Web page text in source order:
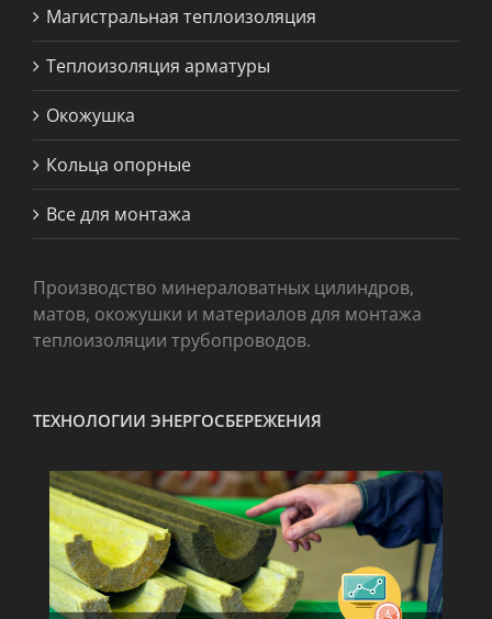
Магистральная теплоизоляция
Теплоизоляция арматуры
Окожушка
Кольца опорные
Все для монтажа
Производство минераловатных цилиндров,
матов, окожушки и материалов для монтажа
теплоизоляции трубопроводов.
ТЕХНОЛОГИИ ЭНЕРГОСБЕРЕЖЕНИЯ